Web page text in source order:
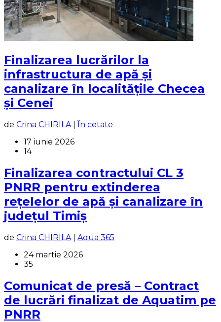
Finalizarea lucrărilor la
infrastructura de apă și
canalizare în localitățile Checea
și Cenei
de Crina CHIRILA|
În cetate
17 iunie 2026
14
Finalizarea contractului CL 3
PNRR pentru extinderea
rețelelor de apă și canalizare în
județul Timiș
de Crina CHIRILA| Aqua 365
24 martie 2026
35
Comunicat de presă – Contract
de lucrări finalizat de Aquatim pe
PNRR